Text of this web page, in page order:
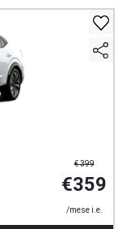
€ 399
€359
/mese i.e.